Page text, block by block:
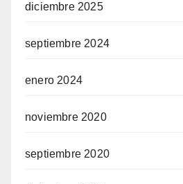
diciembre 2025
septiembre 2024
enero 2024
noviembre 2020
septiembre 2020